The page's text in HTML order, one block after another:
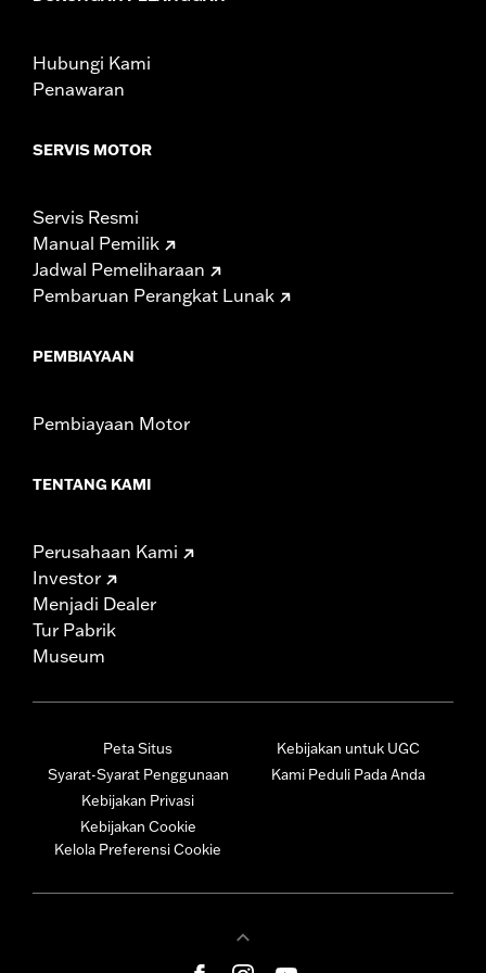
could result in death or serious injury.
Hubungi Kami
Penawaran
SERVIS MOTOR
Servis Resmi
Manual Pemilik
Jadwal Pemeliharaan
Pembaruan Perangkat Lunak
PEMBIAYAAN
Pembiayaan Motor
TENTANG KAMI
Perusahaan Kami
Investor
Menjadi Dealer
Tur Pabrik
Museum
Peta Situs
Syarat-Syarat Penggunaan
Kebijakan Privasi
Kebijakan Cookie
Kelola Preferensi Cookie
Kebijakan untuk UGC
Kami Peduli Pada Anda